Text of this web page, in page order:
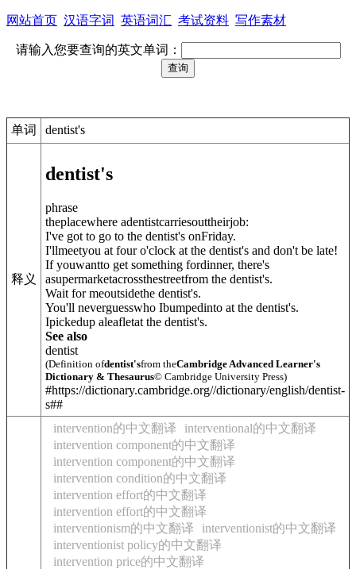
网站首页 汉语字词 英语词汇 考试资料 写作素材
请输入您要查询的英文单词：
单词 dentist's
释义
dentist's
phrase
theplacewhere adentistcarriesouttheirjob:
I've got to go to the dentist's onFriday.
I'llmeetyou at four o'clock at the dentist's and don't be late!
If youwantto get something fordinner, there's
asupermarketacrossthestreetfrom the dentist's.
Wait for meoutsidethe dentist's.
You'll neverguesswho Ibumpedinto at the dentist's.
Ipickedup aleafletat the dentist's.
See also
dentist
(Definition ofdentist'sfrom theCambridge Advanced Learner's
Dictionary & Thesaurus© Cambridge University Press)
#https://dictionary.cambridge.org//dictionary/english/dentist-
s##
intervention的中文翻译
interventional的中文翻译
intervention component的中文翻译
intervention component的中文翻译
intervention condition的中文翻译
intervention effort的中文翻译
intervention effort的中文翻译
interventionism的中文翻译
interventionist的中文翻译
interventionist policy的中文翻译
intervention price的中文翻译